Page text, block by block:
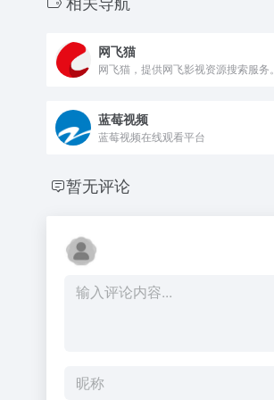
网飞猫
网飞猫，提供网飞影视资源搜索服务。
蓝莓视频
蓝莓视频在线观看平台
暂无评论